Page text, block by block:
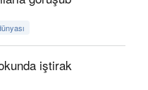
iştirak